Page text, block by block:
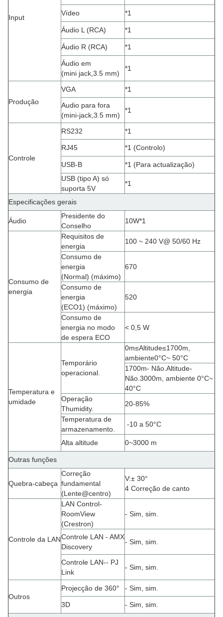
Input
Vídeo *1
Áudio L (RCA) *1
Áudio R (RCA) *1
Áudio em
(mini jack,3.5 mm)
*1
Produção
VGA
*1
Audio para fora
(mini-jack,3.5 mm)
*1
Controle
RS232 *1
RJ45 *1 (Controlo)
USB-B
*1 (Para actualização)
USB (tipo A) só
suporta 5V
*1
Especificações gerais
Áudio
Presidente do
Conselho
10W*1
Consumo de
energia
Requisitos de
energia
100 ~ 240 V@ 50/60 Hz
Consumo de
energia
(Normal) (máximo)
670
Consumo de
energia
(ECO1) (máximo)
520
Consumo de
energia no modo
de espera ECO
< 0,5 W
Temperatura e
umidade
Temporário
operacional.
0m≤Altitude≤1700m,
ambiente0°C~ 50°C
1700m- Não. Altitude-
Não. 3000m, ambiente 0°C~
40°C
Operação
Thumidity.
20-85%
Temperatura de
armazenamento.
-10 a 50°C
Alta altitude 0~3000 m
Outras funções
Quebra-cabeça
Correção
fundamental
(Lente@centro)
V:± 30°
4 Correção de canto
Controle da LAN
LAN Control-
RoomView
(Crestron)
- Sim, sim.
Controle LAN - AMX
Discovery
- Sim, sim.
Controle LAN-- PJ
Link
- Sim, sim.
Outros
Projecção de 360° - Sim, sim.
3D - Sim, sim.